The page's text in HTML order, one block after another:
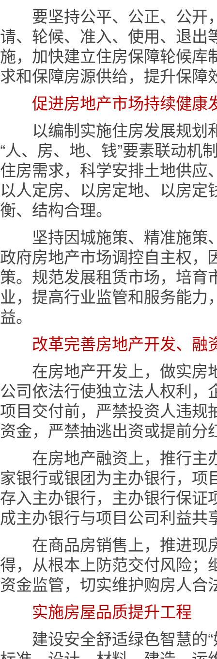
要坚持公平、公正、公开
请、轮候、准入、使用、退出
施，加快建立住房保障轮候库
求和保障房源供给，提升保障
促进房地产市场持续健康
以编制实施住房发展规划
“人、房、地、钱”要素联动机
住房需求，科学安排土地供应
以人定房、以房定地、以房
衡、结构合理。
坚持因城施策、精准施策
政府房地产市场调控自主权，
策。规范发展租赁市场，培育
业，提高行业监管和服务能
益。
改革完善房地产开发、融
在房地产开发上，做实房
公司依法行使独立法人权利
项目交付前，严禁投资人违规
资金，严禁抽逃出资或提前分
在房地产融资上，推行主
家银行或银团为主办银行，
存入主办银行，主办银行保证
成主办银行与项目公司利益共
在商品房销售上，推进现
得，从根本上防范交付风险；
资金监管，切实维护购房人合
实施房屋品质提升工程
建设安全舒适绿色智慧的“